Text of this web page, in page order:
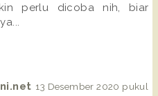
perlu dicoba nih, biar
13 Desember 2020 pukul